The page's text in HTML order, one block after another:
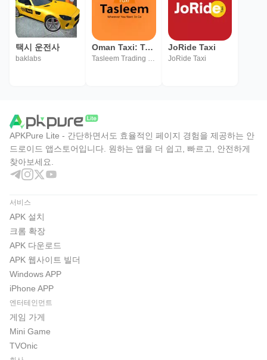
택시 운전사
baklabs
Oman Taxi: Tasleem Taxi
Tasleem Trading LLC
JoRide Taxi
JoRide Taxi
APKPure Lite - 간단하면서도 효율적인 페이지 경험을 제공하는 안
드로이드 앱스토어입니다. 원하는 앱을 더 쉽고, 빠르고, 안전하게
찾아보세요.
서비스
APK 설치
크롬 확장
APK 다운로드
APK 웹사이트 빌더
Windows APP
iPhone APP
엔터테인먼트
게임 가게
Mini Game
TVOnic